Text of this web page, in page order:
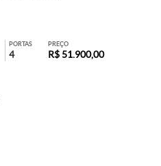
PORTAS
4
PREÇO
R$ 51.900,00